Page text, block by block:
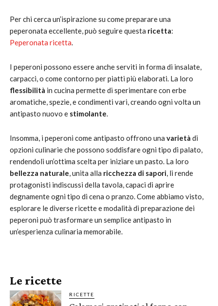
Per chi cerca un’ispirazione su come preparare una
peperonata eccellente, può seguire questa ricetta:
Peperonata ricetta.
I peperoni possono essere anche serviti in forma di insalate,
carpacci, o come contorno per piatti più elaborati. La loro
flessibilità in cucina permette di sperimentare con erbe
aromatiche, spezie, e condimenti vari, creando ogni volta un
antipasto nuovo e stimolante.
Insomma, i peperoni come antipasto offrono una varietà di
opzioni culinarie che possono soddisfare ogni tipo di palato,
rendendoli un’ottima scelta per iniziare un pasto. La loro
bellezza naturale, unita alla ricchezza di sapori, li rende
protagonisti indiscussi della tavola, capaci di aprire
degnamente ogni tipo di cena o pranzo. Come abbiamo visto,
esplorare le diverse ricette e modalità di preparazione dei
peperoni può trasformare un semplice antipasto in
un’esperienza culinaria memorabile.
Le ricette
RICETTE